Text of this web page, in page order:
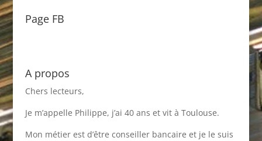
Page FB
A propos
Chers lecteurs,
Je m’appelle Philippe, j’ai 40 ans et vit à Toulouse.
Mon métier est d’être conseiller bancaire et je le suis